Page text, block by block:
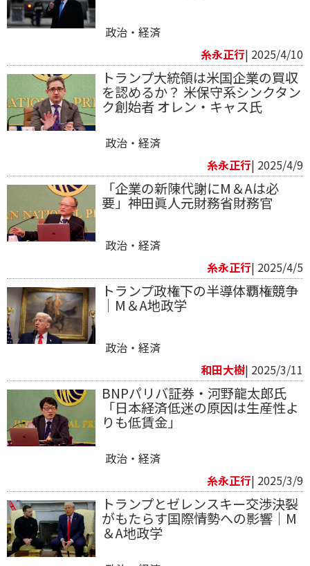
政治・経済
糸永正行| 2025/4/10
トランプ大統領は米国企業の買収
を認めるか？ 米保守系シンクタン
ク創始者 オレン・キャス氏
政治・経済
糸永正行| 2025/4/9
「企業の新陳代謝にM＆Aは必
要」神田眞人元財務省財務官
政治・経済
糸永正行| 2025/4/5
トランプ政権下の半導体覇権競争
│M＆A地政学
政治・経済
和田大樹| 2025/3/11
BNPパリバ証券・河野龍太郎氏
「日本経済低迷の原因は生産性よ
りも低賃金」
政治・経済
糸永正行| 2025/3/9
トランプとゼレンスキー交渉決裂
がもたらす国際情勢への影響│M
＆A地政学